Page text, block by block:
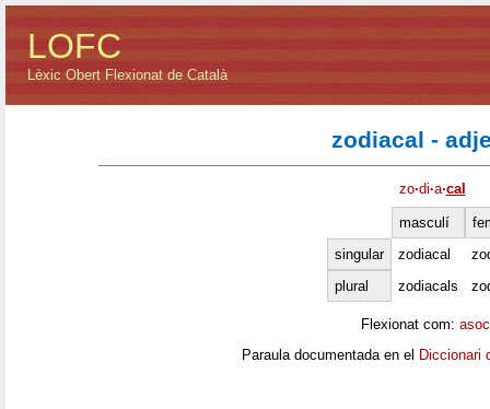
LOFC
Lèxic Obert Flexionat de Català
zodiacal -
zo·di·a·cal
masculí
singular
zodiacal
plural
zodiacals
Flexionat com:
Paraula documentada en el Diccionari